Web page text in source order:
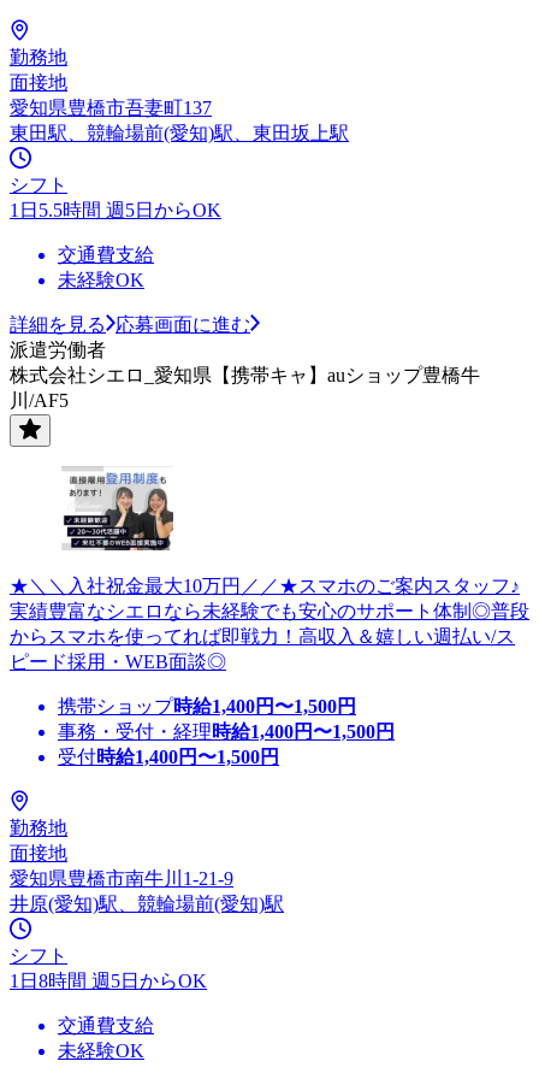
勤務地
面接地
愛知県豊橋市吾妻町137
東田駅、競輪場前(愛知)駅、東田坂上駅
シフト
1日5.5時間 週5日からOK
交通費支給
未経験OK
詳細を見る
応募画面に進む
派遣労働者
株式会社シエロ_愛知県【携帯キャ】auショップ豊橋牛
川/AF5
★＼＼入社祝金最大10万円／／★スマホのご案内スタッフ♪
実績豊富なシエロなら未経験でも安心のサポート体制◎普段
からスマホを使ってれば即戦力！高収入＆嬉しい週払い/ス
ピード採用・WEB面談◎
携帯ショップ時給1,400円〜1,500円
事務・受付・経理時給1,400円〜1,500円
受付時給1,400円〜1,500円
勤務地
面接地
愛知県豊橋市南牛川1-21-9
井原(愛知)駅、競輪場前(愛知)駅
シフト
1日8時間 週5日からOK
交通費支給
未経験OK